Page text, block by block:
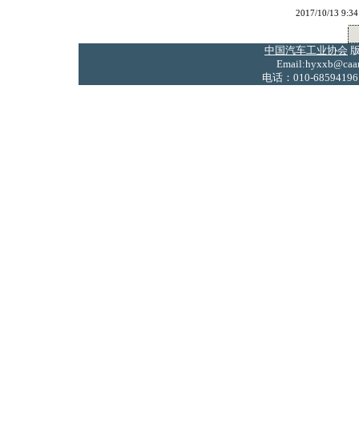
2017/10/13
中国汽车工业协会
电话：010-